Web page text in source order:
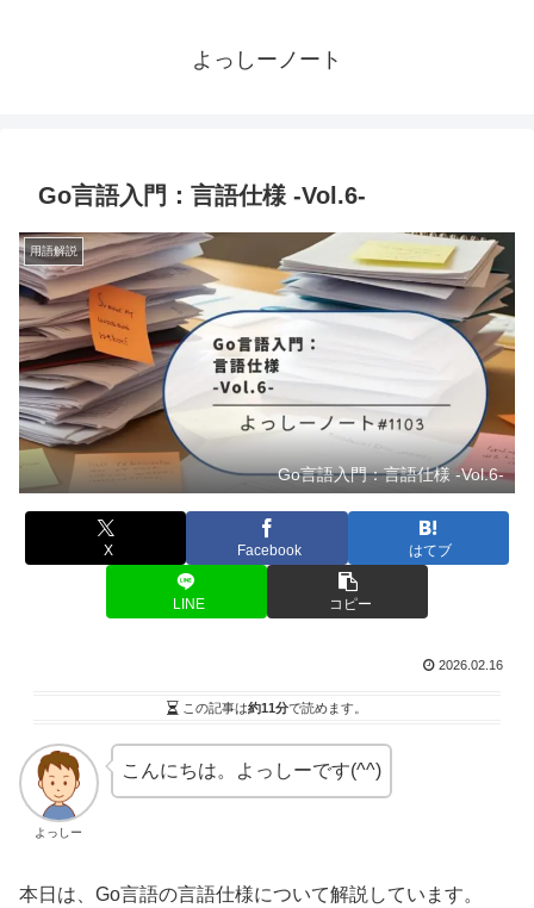
よっしーノート
Go言語入門：言語仕様 -Vol.6-
用語解説
Go言語入門：言語仕様 -Vol.6-
X Facebook はてブ
LINE コピー
2026.02.16
この記事は約11分で読めます。
よっしー
こんにちは。よっしーです(^^)
本日は、Go言語の言語仕様について解説しています。